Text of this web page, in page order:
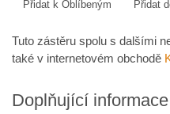
Přidat k Oblíbeným Přidat
Tuto zástěru spolu s dalšími
také v internetovém obchodě
Doplňující informace